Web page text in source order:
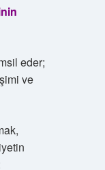
eder;
ve